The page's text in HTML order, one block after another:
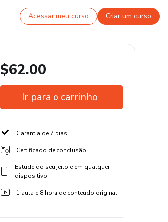
Acessar meu curso Criar um curso
$62.00
Ir para o carrinho
Garantia de 7 dias
Certificado de conclusão
Estude do seu jeito e em qualquer
dispositivo
1 aula e 8 hora de conteúdo original